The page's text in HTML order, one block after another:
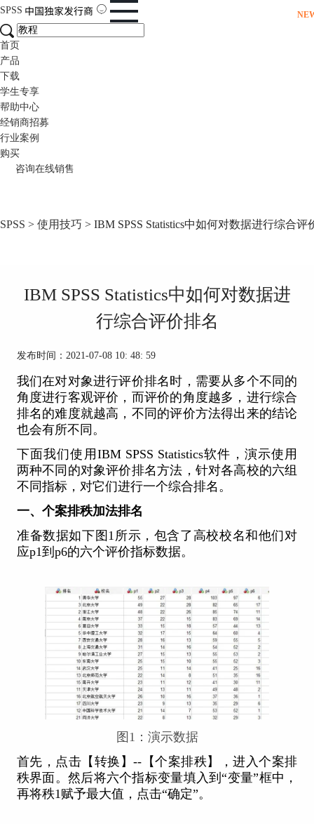
SPSS
首页
产品
下载
学生专享
帮助中心
经销商招募
行业案例
购买
咨询在线销售
SPSS > 使用技巧 > IBM SPSS Statistics中如何对数据进行综合评
IBM SPSS Statistics中如何对数据进
行综合评价排名
发布时间：2021-07-08 10: 48: 59
我们在对对象进行评价排名时，需要从多个不同的
角度进行客观评价，而评价的角度越多，进行综合
排名的难度就越高，不同的评价方法得出来的结论
也会有所不同。
下面我们使用 IBM SPSS Statistics软件，演示使用
两种不同的对象评价排名方法，针对各高校的六组
不同指标，对它们进行一个综合排名。
一、个案排秩加法排名
准备数据如下图1所示，包含了高校校名和他们对
应p1到p6的六个评价指标数据。
图1：演示数据
首先，点击【转换】--【个案排秩】，进入个案排
秩界面。然后将六个指标变量填入到“变量”框中，
再将秩1赋予最大值，点击“确定”。